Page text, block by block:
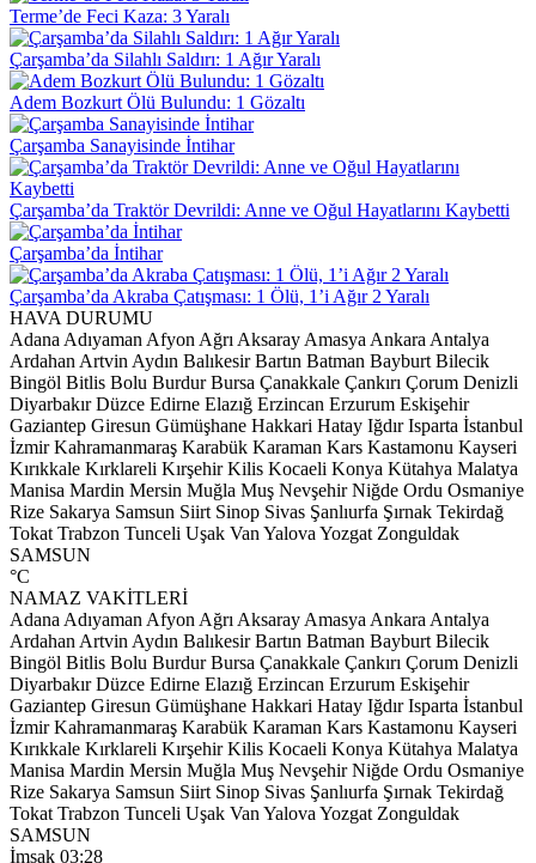
Terme’de Feci Kaza: 3 Yaralı
Çarşamba’da Silahlı Saldırı: 1 Ağır Yaralı
Adem Bozkurt Ölü Bulundu: 1 Gözaltı
Çarşamba Sanayisinde İntihar
Çarşamba’da Traktör Devrildi: Anne ve Oğul Hayatlarını Kaybetti
Çarşamba’da İntihar
Çarşamba’da Akraba Çatışması: 1 Ölü, 1’i Ağır 2 Yaralı
HAVA DURUMU
Adana Adıyaman Afyon Ağrı Aksaray Amasya Ankara Antalya
Ardahan Artvin Aydın Balıkesir Bartın Batman Bayburt Bilecik
Bingöl Bitlis Bolu Burdur Bursa Çanakkale Çankırı Çorum Denizli
Diyarbakır Düzce Edirne Elazığ Erzincan Erzurum Eskişehir
Gaziantep Giresun Gümüşhane Hakkari Hatay Iğdır Isparta İstanbul
İzmir Kahramanmaraş Karabük Karaman Kars Kastamonu Kayseri
Kırıkkale Kırklareli Kırşehir Kilis Kocaeli Konya Kütahya Malatya
Manisa Mardin Mersin Muğla Muş Nevşehir Niğde Ordu Osmaniye
Rize Sakarya Samsun Siirt Sinop Sivas Şanlıurfa Şırnak Tekirdağ
Tokat Trabzon Tunceli Uşak Van Yalova Yozgat Zonguldak
SAMSUN
°C
NAMAZ VAKİTLERİ
Adana Adıyaman Afyon Ağrı Aksaray Amasya Ankara Antalya
Ardahan Artvin Aydın Balıkesir Bartın Batman Bayburt Bilecik
Bingöl Bitlis Bolu Burdur Bursa Çanakkale Çankırı Çorum Denizli
Diyarbakır Düzce Edirne Elazığ Erzincan Erzurum Eskişehir
Gaziantep Giresun Gümüşhane Hakkari Hatay Iğdır Isparta İstanbul
İzmir Kahramanmaraş Karabük Karaman Kars Kastamonu Kayseri
Kırıkkale Kırklareli Kırşehir Kilis Kocaeli Konya Kütahya Malatya
Manisa Mardin Mersin Muğla Muş Nevşehir Niğde Ordu Osmaniye
Rize Sakarya Samsun Siirt Sinop Sivas Şanlıurfa Şırnak Tekirdağ
Tokat Trabzon Tunceli Uşak Van Yalova Yozgat Zonguldak
SAMSUN
İmsak 03:28